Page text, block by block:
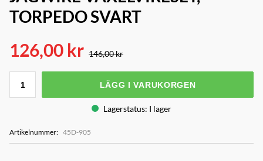
TORPEDO SVART
126,00 kr 146,00 kr
LÄGG I VARUKORGEN
Lagerstatus: I lager
Artikelnummer: 45D-905